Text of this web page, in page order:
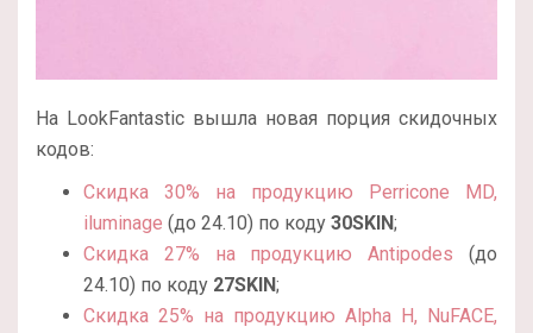
На LookFantastic вышла новая порция скидочных
кодов:
Скидка 30% на продукцию Perricone MD,
iluminage (до 24.10) по коду 30SKIN;
Скидка 27% на продукцию Antipodes (до
24.10) по коду 27SKIN;
Скидка 25% на продукцию Alpha H, NuFACE,